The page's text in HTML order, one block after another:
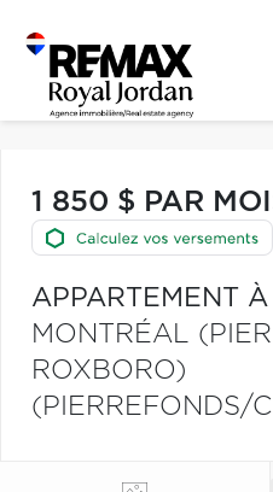
1 850 $ PAR
APPARTEMENT
MONTRÉAL
ROXBORO)
(PIERREFONDS/